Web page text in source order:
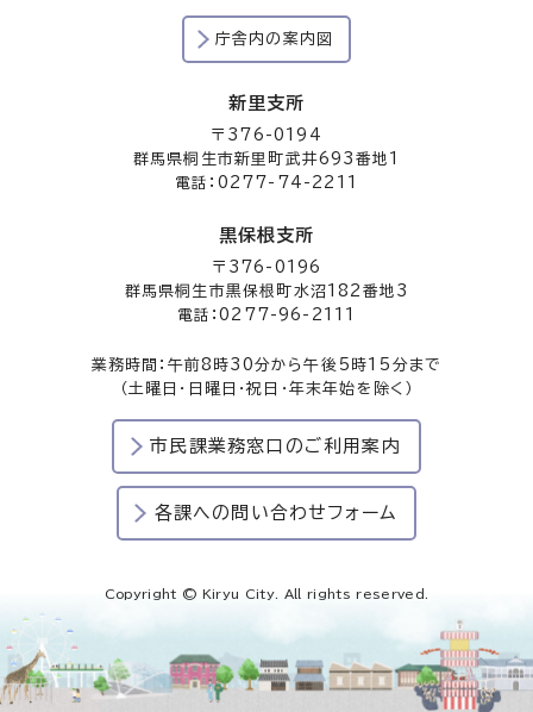
庁舎内の案内図
新里支所
〒376-0194
群馬県桐生市新里町武井693番地1
電話：0277-74-2211
黒保根支所
〒376-0196
群馬県桐生市黒保根町水沼182番地3
電話：0277-96-2111
業務時間：午前8時30分から午後5時15分まで
（土曜日・日曜日・祝日・年末年始を除く）
市民課業務窓口のご利用案内
各課への問い合わせフォーム
Copyright © Kiryu City. All rights reserved.